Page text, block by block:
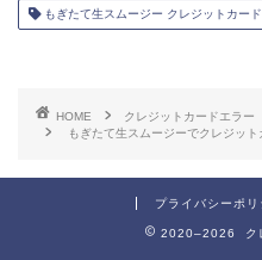
もぎたて生スムージー クレジットカー
HOME
クレジットカードエラー
もぎたて生スムージーでクレジッ
プライバシーポリ
2020–2026 ク